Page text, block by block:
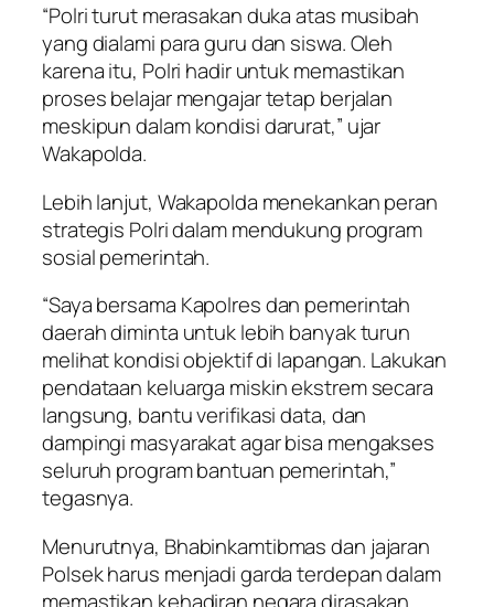
“Polri turut merasakan duka atas musibah
yang dialami para guru dan siswa. Oleh
karena itu, Polri hadir untuk memastikan
proses belajar mengajar tetap berjalan
meskipun dalam kondisi darurat,” ujar
Wakapolda.
Lebih lanjut, Wakapolda menekankan peran
strategis Polri dalam mendukung program
sosial pemerintah.
“Saya bersama Kapolres dan pemerintah
daerah diminta untuk lebih banyak turun
melihat kondisi objektif di lapangan. Lakukan
pendataan keluarga miskin ekstrem secara
langsung, bantu verifikasi data, dan
dampingi masyarakat agar bisa mengakses
seluruh program bantuan pemerintah,”
tegasnya.
Menurutnya, Bhabinkamtibmas dan jajaran
Polsek harus menjadi garda terdepan dalam